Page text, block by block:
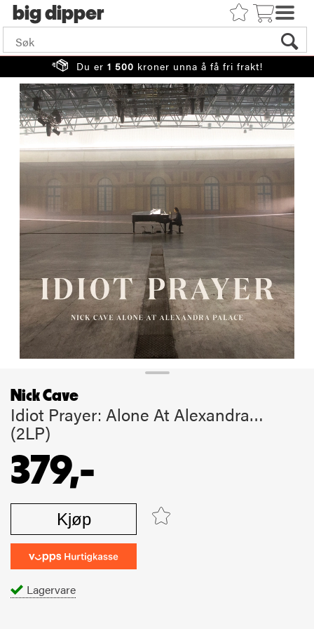
big
Du er 1 500 kroner unna å få fri frakt!
Nick Cave
Idiot Prayer: Alone At Alexandra…
(2LP)
379,-
Kjøp
Lagervare